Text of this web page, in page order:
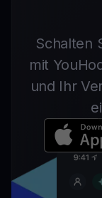
Schalten
mit
und Ihr